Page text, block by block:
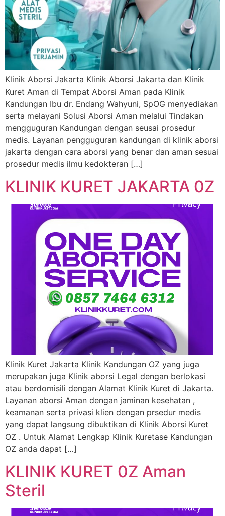
Klinik Aborsi Jakarta Klinik Aborsi Jakarta dan Klinik
Kuret Aman di Tempat Aborsi Aman pada Klinik
Kandungan Ibu dr. Endang Wahyuni, SpOG menyediakan
serta melayani Solusi Aborsi Aman melalui Tindakan
mengguguran Kandungan dengan seusai prosedur
medis. Layanan pengguguran kandungan di klinik aborsi
jakarta dengan cara aborsi yang benar dan aman sesuai
prosedur medis ilmu kedokteran […]
KLINIK KURET JAKARTA 0Z
Klinik Kuret Jakarta Klinik Kandungan OZ yang juga
merupakan juga Klinik aborsi Legal dengan berlokasi
atau berdomisili dengan Alamat Klinik Kuret di Jakarta.
Layanan aborsi Aman dengan jaminan kesehatan ,
keamanan serta privasi klien dengan prsedur medis
yang dapat langsung dibuktikan di Klinik Aborsi Kuret
OZ . Untuk Alamat Lengkap Klinik Kuretase Kandungan
OZ anda dapat […]
KLINIK KURET 0Z Aman
Steril